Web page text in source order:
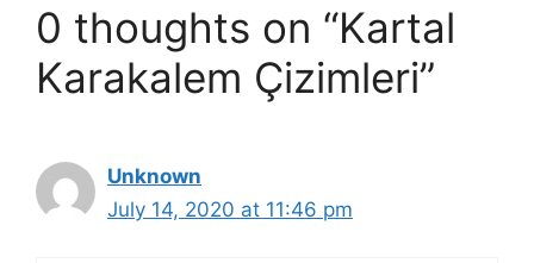
0 thoughts on “Kartal
Karakalem Çizimleri”
Unknown
July 14, 2020 at 11:46 pm